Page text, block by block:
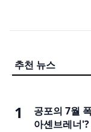
추천 뉴스
1
공포의 7월
아셴브레너'?